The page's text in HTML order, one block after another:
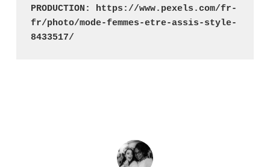
PRODUCTION: https://www.pexels.com/fr-
fr/photo/mode-femmes-etre-assis-style-
8433517/